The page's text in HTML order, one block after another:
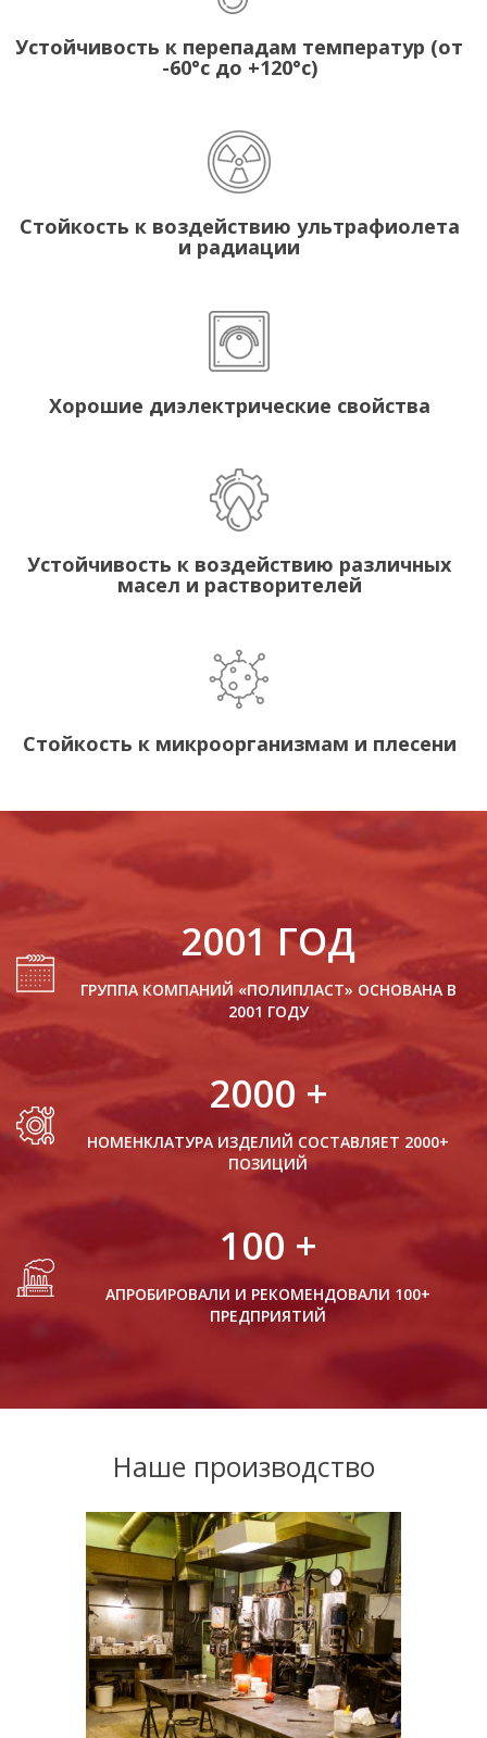
Устойчивость к перепадам температур (от
-60°с до +120°с)
Стойкость к воздействию ультрафиолета
и радиации
Хорошие диэлектрические свойства
Устойчивость к воздействию различных
масел и растворителей
Стойкость к микроорганизмам и плесени
2001ГОД
ГРУППА КОМПАНИЙ «ПОЛИПЛАСТ» ОСНОВАНА В
2001 ГОДУ
2000 +
НОМЕНКЛАТУРА ИЗДЕЛИЙ СОСТАВЛЯЕТ 2000+
ПОЗИЦИЙ
100 +
АПРОБИРОВАЛИ И РЕКОМЕНДОВАЛИ 100+
ПРЕДПРИЯТИЙ
Наше производство